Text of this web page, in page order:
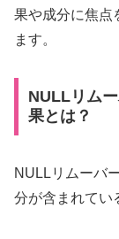
果や成分に焦点
ます。
NULLリム
果とは？
NULLリムーバ
分が含まれてい